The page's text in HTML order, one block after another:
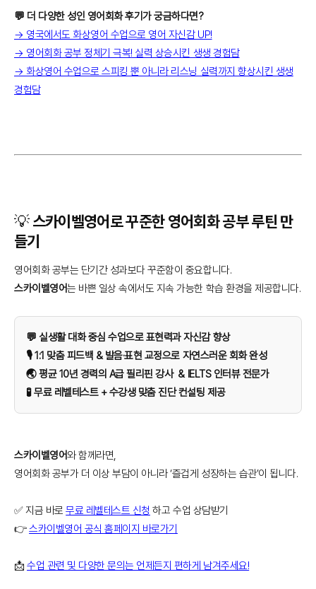
💬 더 다양한 성인 영어회화 후기가 궁금하다면?
→ 영국에서도 화상영어 수업으로 영어 자신감 UP!
→ 영어회화 공부 정체기 극복! 실력 상승시킨 생생 경험담
→ 화상영어 수업으로 스피킹 뿐 아니라 리스닝 실력까지 향상시킨 생생
경험담
💡 스카이벨영어로 꾸준한 영어회화 공부 루틴 만
들기
영어회화 공부는 단기간 성과보다 꾸준함이 중요합니다.
스카이벨영어는 바쁜 일상 속에서도 지속 가능한 학습 환경을 제공합니다.
💬 실생활 대화 중심 수업으로 표현력과 자신감 향상
🎙️ 1:1 맞춤 피드백 & 발음·표현 교정으로 자연스러운 회화 완성
🌏 평균 10년 경력의 A급 필리핀 강사 & IELTS 인터뷰 전문가
🧪 무료 레벨테스트 + 수강생 맞춤 진단 컨설팅 제공
스카이벨영어와 함께라면,
영어회화 공부가 더 이상 부담이 아니라 ‘즐겁게 성장하는 습관’이 됩니다.
✅ 지금 바로무료 레벨테스트 신청 하고 수업 상담받기
👉스카이벨영어 공식 홈페이지 바로가기
📩수업 관련 및 다양한 문의는 언제든지 편하게 남겨주세요!